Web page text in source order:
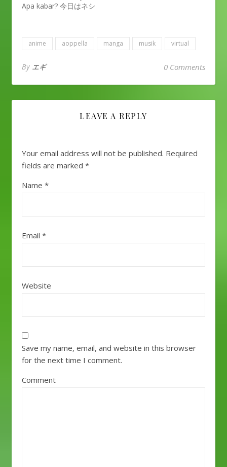
Apa kabar? 今日はネシ
しとりますが、めげず
てことでSugiyana流の
方紹介します
（完ぺ
スのやり取りできてま
流れだけど、ネシアメ
ールはダイレクトに送
と一緒で”Dear”を使う
の名前って女性か男性
ん”に辿り着きました。
pagi/siang/sore/mala
名前の後は多分「いつ
も大変お世話になって
おります」とかこんな
ねぇ ネシア語の場
anime aoppella manga musik virtual
By エギ 0 Comments
LEAVE A REPLY
Your email address will not be published. Required
fields are marked *
Name *
Email *
Website
Save my name, email, and website in this browser
for the next time I comment.
Comment